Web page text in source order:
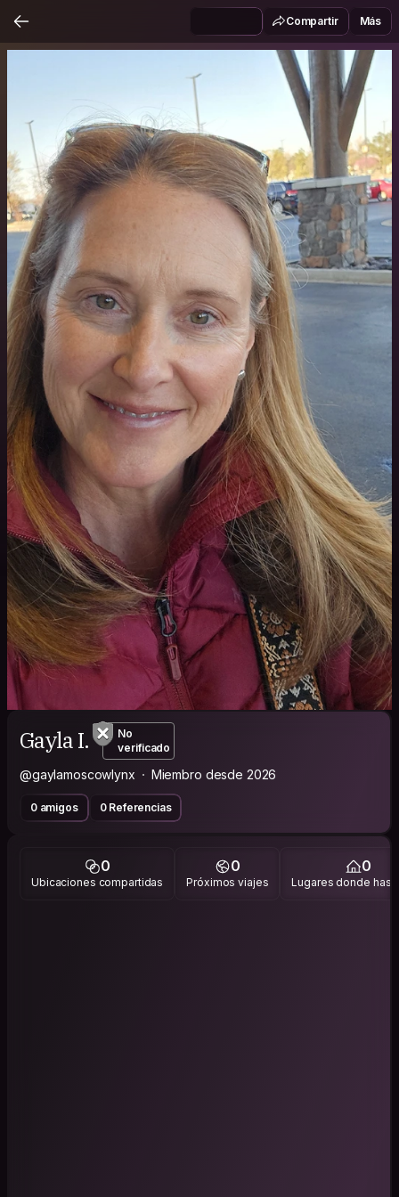
Compartir Más
Gayla I.
No
verificado
@gaylamoscowlynx Miembro desde 2026
0 amigos 0 Referencias
0
Ubicaciones compartidas
0
Próximos viajes
0
Lugares donde has